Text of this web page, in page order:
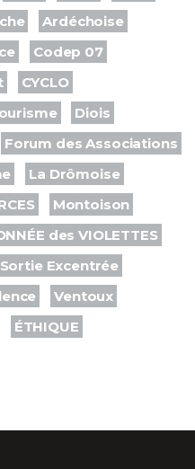
Ardéchoise
Codep 07
CYCLO
Diois
Forum des Associations
La Drômoise
Montoison
des VIOLETTES
Sortie Excentrée
Ventoux
ÉTHIQUE